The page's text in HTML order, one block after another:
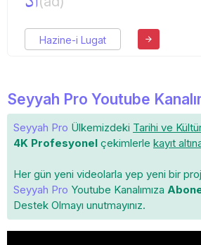
Hazine-i Lugat
Seyyah Pro Youtube
Seyyah Pro Ülkemizdeki Tarihi ve
4K Profesyonel çekimlerle kayıt
Her gün yeni videolarla yep yeni bir
Seyyah Pro Youtube Kanalımıza
Destek Olmayı unutmayınız.